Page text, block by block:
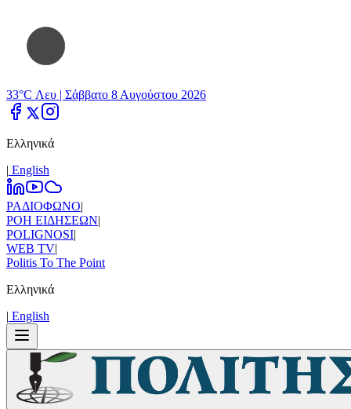
33°C Λευ | Σάββατο 8 Αυγούστου 2026
Ελληνικά
| Εnglish
ΡΑΔΙΟΦΩΝΟ|
ΡΟΗ ΕΙΔΗΣΕΩΝ|
POLIGNOSI|
WEB TV|
Politis To The Point
Ελληνικά
| Εnglish